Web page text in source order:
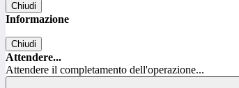
Chiudi
Informazione
Chiudi
Attendere...
Attendere il completamento dell'operazione...